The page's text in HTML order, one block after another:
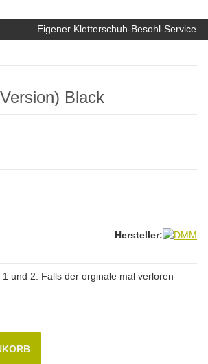
Eigener Kletterschuh-Besohl-Service
Black
Hersteller:
und 2. Falls der orginale mal verloren